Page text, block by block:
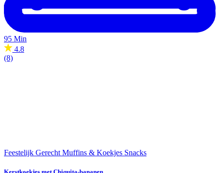
95 Min
4.8
(8)
Feestelijk Gerecht Muffins & Koekjes Snacks